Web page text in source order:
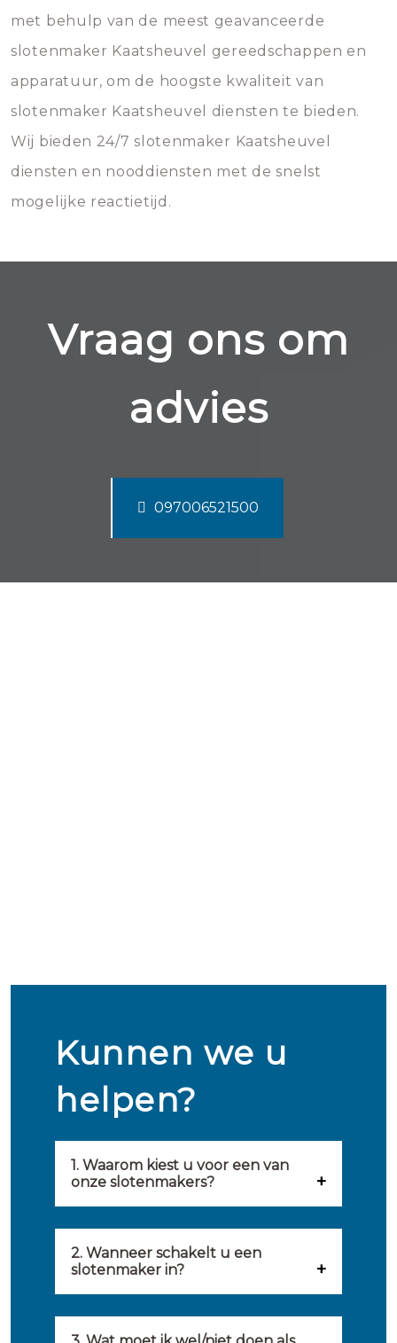
met behulp van de meest geavanceerde
slotenmaker Kaatsheuvel gereedschappen en
apparatuur, om de hoogste kwaliteit van
slotenmaker Kaatsheuvel diensten te bieden.
Wij bieden 24/7 slotenmaker Kaatsheuvel
diensten en nooddiensten met de snelst
mogelijke reactietijd.
Vraag ons om
advies
097006521500
Kunnen we u
helpen?
1. Waarom kiest u voor een van
onze slotenmakers?
geselecteerd op kwaliteit,
2. Wanneer schakelt u een
slotenmaker in?
slotenmaker inschakelen